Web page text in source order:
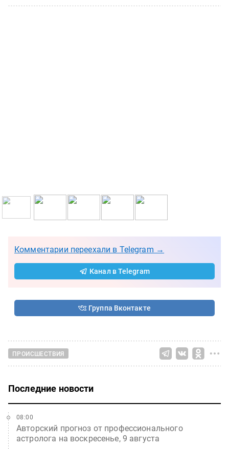
Комментарии переехали в Telegram →
Канал в Telegram
Группа Вконтакте
ПРОИСШЕСТВИЯ
Последние новости
Авторский прогноз от профессионального
астролога на воскресенье, 9 августа
08:00